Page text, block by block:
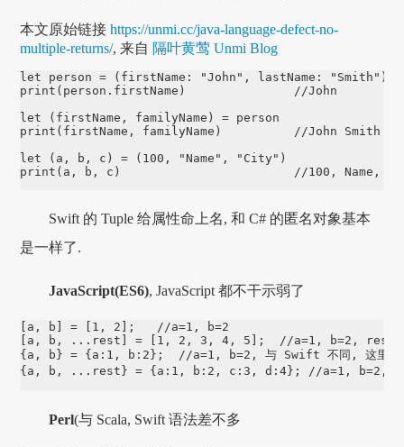
本文原始链接https://unmi.cc/java-language-defect-no-
multiple-returns/, 来自 隔叶黄莺 Unmi Blog
let person = (firstName: "John", lastName: "Smith")
print(person.firstName)               //John
let (firstName, familyName) = person
print(firstName, familyName)          //John Smith
let (a, b, c) = (100, "Name", "City")
print(a, b, c)                        //100, Name,
Swift 的 Tuple 给属性命上名, 和 C# 的匿名对象基本
是一样了.
JavaScript(ES6), JavaScript 都不干示弱了
[a, b] = [1, 2];   //a=1, b=2
[a, b, ...rest] = [1, 2, 3, 4, 5];  //a=1, b=2, rest
{a, b} = {a:1, b:2};  //a=1, b=2, 与 Swift 不同, 这里的
{a, b, ...rest} = {a:1, b:2, c:3, d:4}; //a=1, b=2,
Perl(与 Scala, Swift 语法差不多